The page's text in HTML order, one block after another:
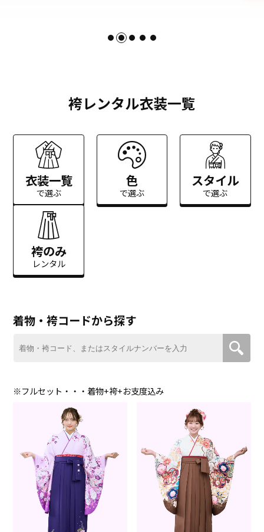
袴レンタル衣装一覧
衣装一覧
で選ぶ
色
で選ぶ
スタイル
で選ぶ
袴のみ
レンタル
着物・袴コードから探す
※フルセット・・・着物+袴+お支度込み